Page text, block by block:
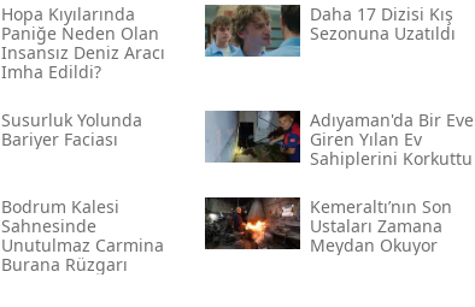
Hopa Kıyılarında
Paniğe Neden Olan
Insansız Deniz Aracı
Imha Edildi?
Daha 17 Dizisi Kış
Sezonuna Uzatıldı
Susurluk Yolunda
Bariyer Faciası
Adıyaman'da Bir Eve
Giren Yılan Ev
Sahiplerini Korkuttu
Bodrum Kalesi
Sahnesinde
Unutulmaz Carmina
Burana Rüzgarı
Kemeraltı’nın Son
Ustaları Zamana
Meydan Okuyor